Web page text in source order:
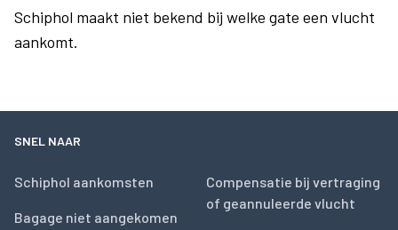
Schiphol maakt niet bekend bij welke gate een vlucht
aankomt.
SNEL NAAR
Schiphol aankomsten
Bagage niet aangekomen
Compensatie bij vertraging
of geannuleerde vlucht